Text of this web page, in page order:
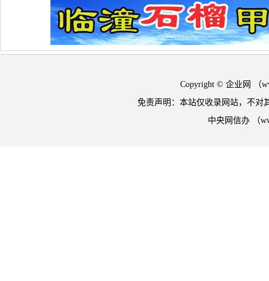
Copyright © 企业网 （
免责声明：本站仅收录网站，不对
中央网信办 （